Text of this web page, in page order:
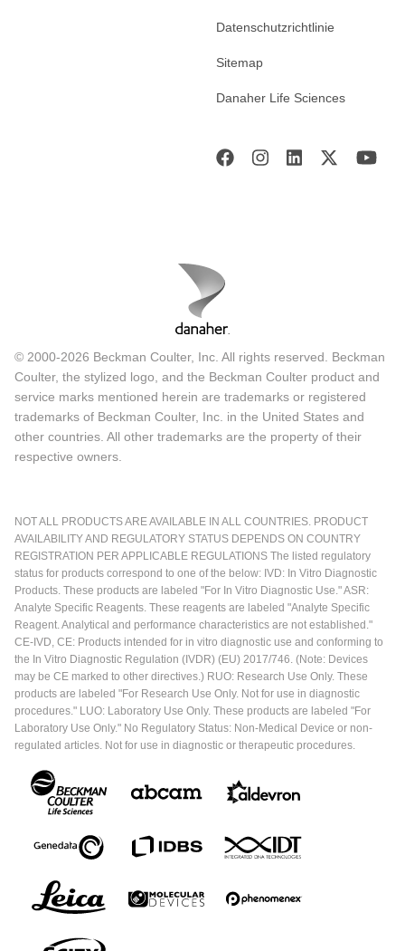
Datenschutzrichtlinie
Sitemap
Danaher Life Sciences
© 2000-2026 Beckman Coulter, Inc. All rights reserved. Beckman
Coulter, the stylized logo, and the Beckman Coulter product and
service marks mentioned herein are trademarks or registered
trademarks of Beckman Coulter, Inc. in the United States and
other countries. All other trademarks are the property of their
respective owners.
NOT ALL PRODUCTS ARE AVAILABLE IN ALL COUNTRIES. PRODUCT
AVAILABILITY AND REGULATORY STATUS DEPENDS ON COUNTRY
REGISTRATION PER APPLICABLE REGULATIONS The listed regulatory
status for products correspond to one of the below: IVD: In Vitro Diagnostic
Products. These products are labeled "For In Vitro Diagnostic Use." ASR:
Analyte Specific Reagents. These reagents are labeled "Analyte Specific
Reagent. Analytical and performance characteristics are not established."
CE-IVD, CE: Products intended for in vitro diagnostic use and conforming to
the In Vitro Diagnostic Regulation (IVDR) (EU) 2017/746. (Note: Devices
may be CE marked to other directives.) RUO: Research Use Only. These
products are labeled "For Research Use Only. Not for use in diagnostic
procedures." LUO: Laboratory Use Only. These products are labeled "For
Laboratory Use Only." No Regulatory Status: Non-Medical Device or non-
regulated articles. Not for use in diagnostic or therapeutic procedures.